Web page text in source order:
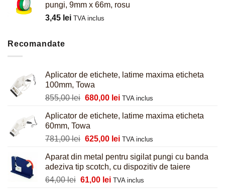
pungi, 9mm x 66m, rosu
3,45 lei TVA inclus
Recomandate
Aplicator de etichete, latime maxima eticheta
100mm, Towa
855,00lei Prețul
a
fost:
855,00 lei.
680,00 leiPrețul
este:
TVA inclus
Aplicator de etichete, latime maxima eticheta
60mm, Towa
781,00lei Prețul
a
fost:
781,00 lei.
625,00 leiPrețul
este:
625,00 lei.
TVA inclus
Aparat din metal pentru sigilat pungi cu banda
adeziva tip scotch, cu dispozitiv de taiere
64,00lei Prețul
61,00 leiPrețul
TVA inclus